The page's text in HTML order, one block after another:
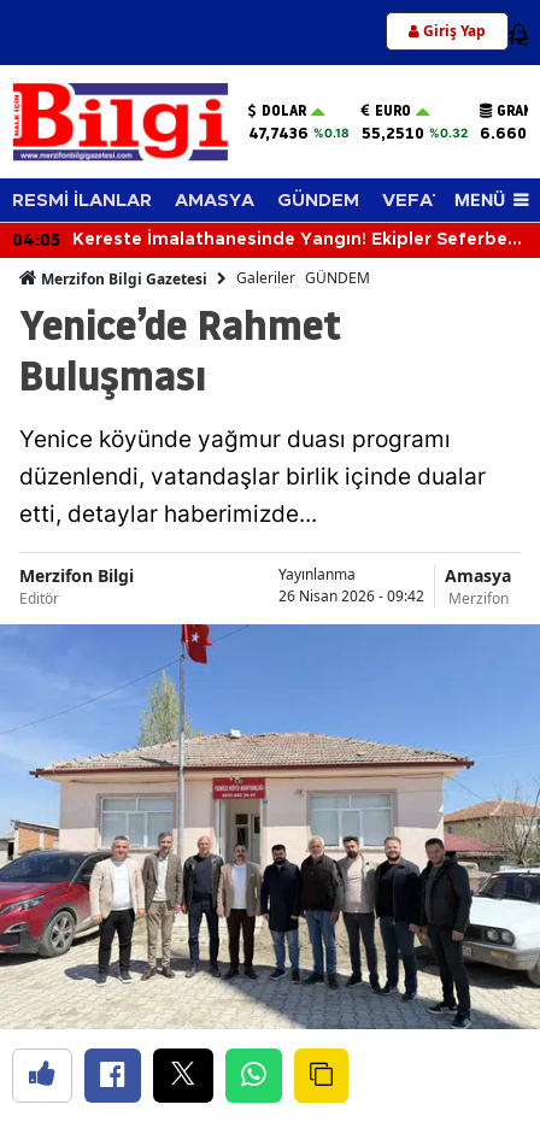
Giriş Yap 12
DOLAR
47,7436 %0.18
EURO
55,2510 %0.32
RESMİ İLANLAR AMASYA GÜNDEM VEFAT EDENLER
MENÜ
04:05
Kereste İmalathanesinde Yangın! Ekipler Seferber
Merzifon Bilgi Gazetesi Galeriler GÜNDEM
Yenice’de Rahmet
Buluşması
Yenice köyünde yağmur duası programı
düzenlendi, vatandaşlar birlik içinde dualar
etti, detaylar haberimizde...
Merzifon Bilgi
Editör
Yayınlanma
26 Nisan 2026 - 09:42
Amasya
Merzifon